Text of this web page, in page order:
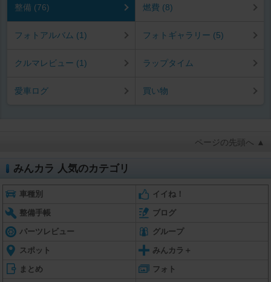
整備 (76) 燃費 (8)
フォトアルバム (1) フォトギャラリー (5)
クルマレビュー (1) ラップタイム
愛車ログ 買い物
ページの先頭へ ▲
みんカラ 人気のカテゴリ
車種別 イイね！
整備手帳 ブログ
パーツレビュー グループ
スポット みんカラ＋
まとめ フォト